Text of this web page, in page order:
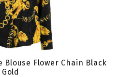
Blouse Flower Chain Black
Gold